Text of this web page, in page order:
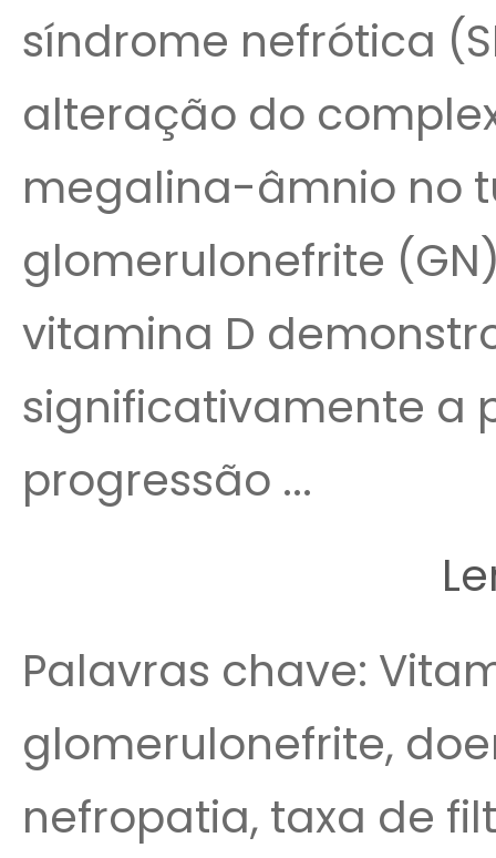
síndrome nefrótica
alteração do
megalina-âmnio no
glomerulonefrite
vitamina D
significativamente a
progressão ...
Palavras chave:
glomerulonefrite,
nefropatia, taxa de